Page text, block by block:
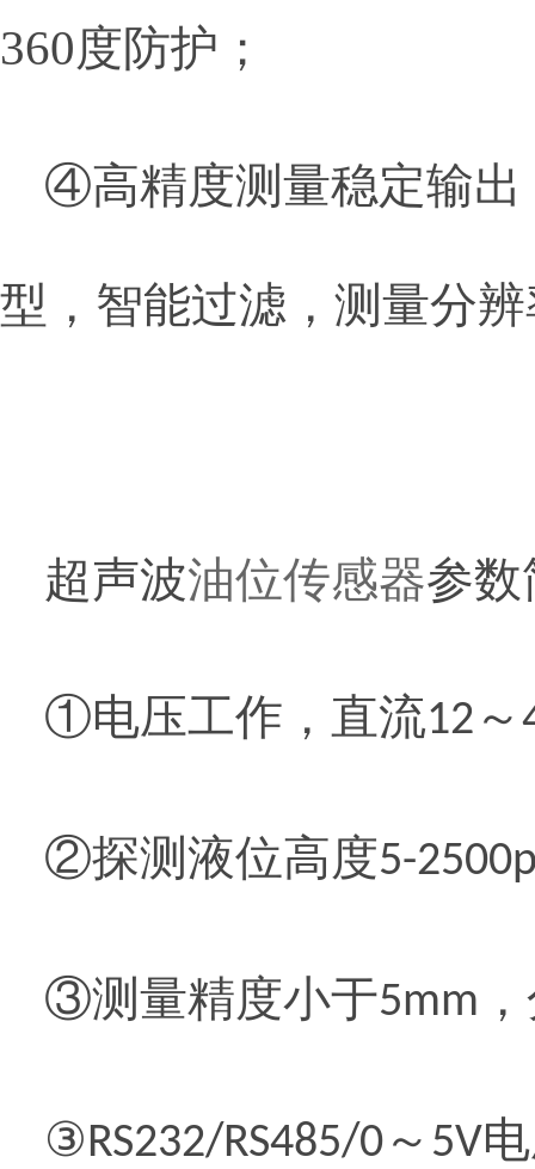
360度防护；
④高精度测量稳定输出
型，智能过滤，测量分
超声波油位传感器参数
①电压工作，直流12 ～
②探测液位高度5-
③测量精度小于5mm
③RS232/RS485/0 ～ 5V